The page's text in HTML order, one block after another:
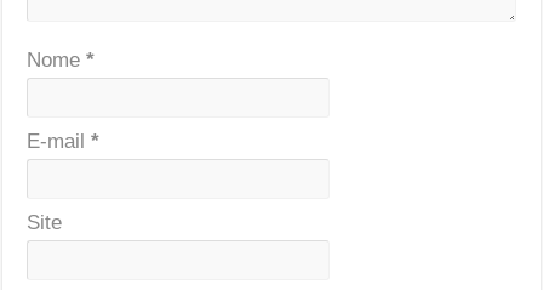
Nome*
E-mail*
Site